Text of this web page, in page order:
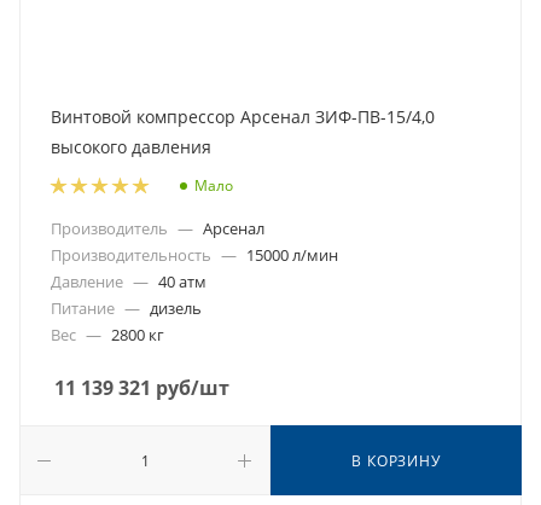
Винтовой компрессор Арсенал ЗИФ-ПВ-15/4,0
высокого давления
Мало
Производитель — Арсенал
Производительность — 15000 л/мин
Давление — 40 атм
Питание — дизель
Вес — 2800 кг
11 139 321 руб/шт
В КОРЗИНУ